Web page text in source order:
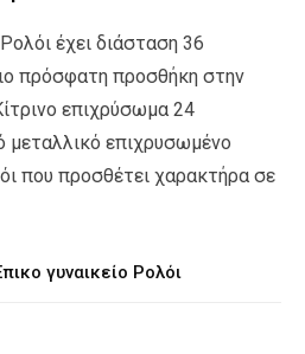
έχει διάσταση 36
πρόσφατη προσθήκη στην
επιχρύσωμα 24
μεταλλικό επιχρυσωμένο
που προσθέτει χαρακτήρα σε
γυναικείο Ρολόι